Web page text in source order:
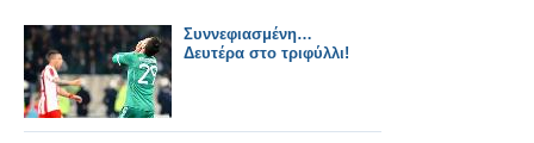
Συννεφιασμένη…
Δευτέρα στο τριφύλλι!